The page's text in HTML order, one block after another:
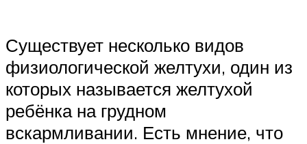
Существует несколько видов
физиологической желтухи, один из
которых называется желтухой
ребёнка на грудном
вскармливании. Есть мнение, что